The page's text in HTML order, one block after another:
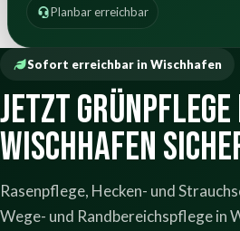
Planbar erreichbar
Sofort erreichbar in Wischhafen
Jetzt Grünpflege
Wischhafen
Rasenpflege, Hecken- und
Wege- und Randbereichspflege in